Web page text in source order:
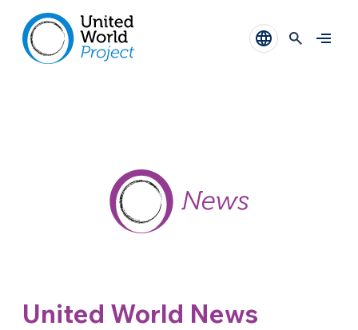
United World News